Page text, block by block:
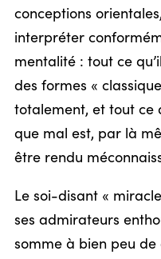
conceptions
interpréter
mentalité : tout ce
des formes «
totalement, et tout ce
que mal est, par là
être rendu
Le soi-disant «
ses admirateurs
somme à bien peu de